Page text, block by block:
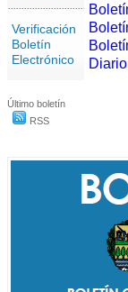
Verificación
Boletín
Electrónico
Último boletín
RSS